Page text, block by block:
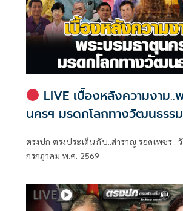
LIVE เบื้องหลังความงาม..
นครฯ มรดกโลกทางวัฒนธรรม | ตรงปก
ตรงประเด็น กับ..สำราญ รอดเพ
ตรงปก ตรงประเด็น กับ..สำราญ รอดเพชร :
กรกฎาคม พ.ศ. 2569